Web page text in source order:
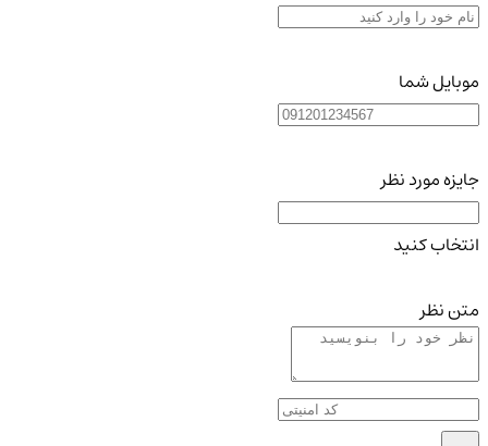
موبایل شما
جایزه مورد نظر
انتخاب کنید
متن نظر